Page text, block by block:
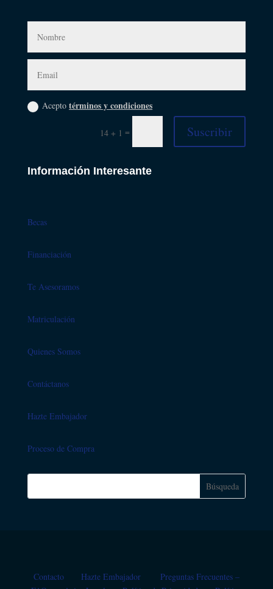
Aceptotérminos y condiciones
14 + 1 = Suscribir
Información Interesante
Becas
Financiación
Te Asesoramos
Matriculación
Quienes Somos
Contáctanos
Hazte Embajador
Proceso de Compra
Contacto Hazte Embajador
Preguntas Frecuentes –